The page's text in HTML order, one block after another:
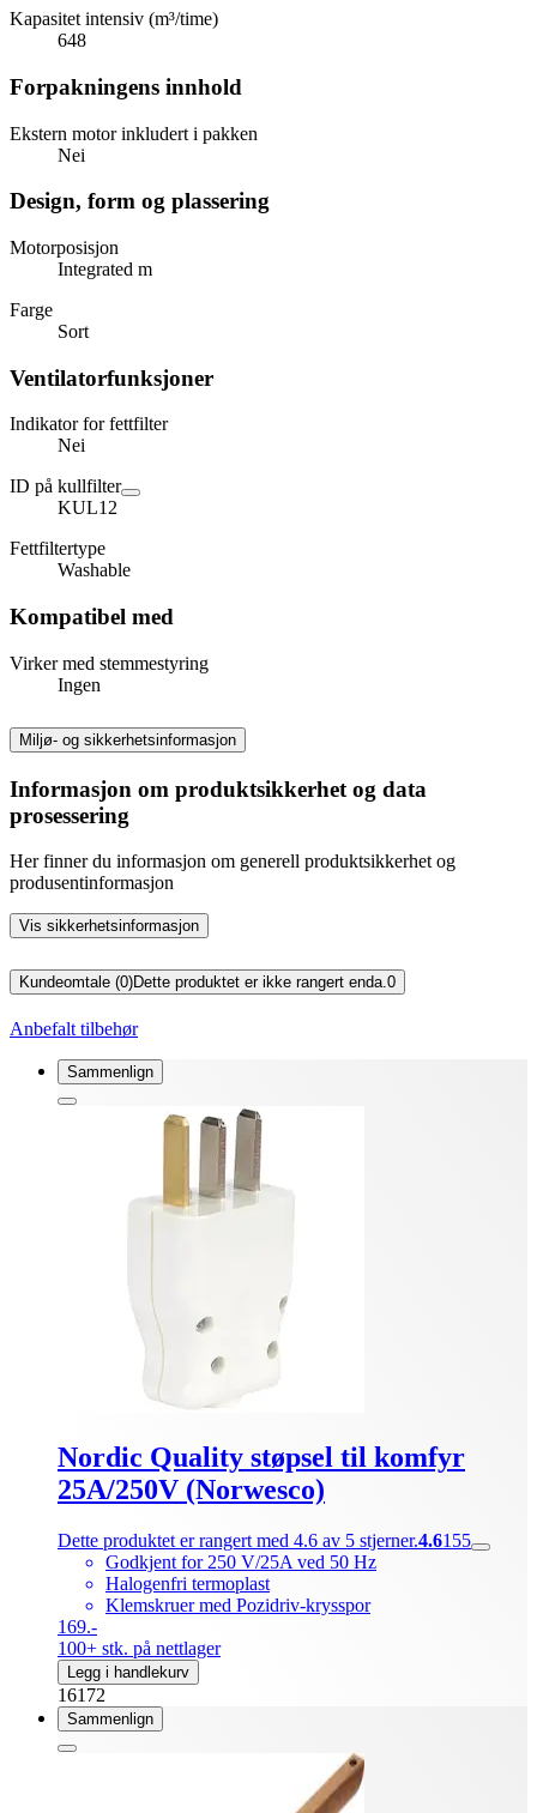
Kapasitet intensiv (m³/time)
648
Forpakningens innhold
Ekstern motor inkludert i pakken
Nei
Design, form og plassering
Motorposisjon
Integrated m
Farge
Sort
Ventilatorfunksjoner
Indikator for fettfilter
Nei
ID på kullfilter
KUL12
Fettfiltertype
Washable
Kompatibel med
Virker med stemmestyring
Ingen
Miljø- og sikkerhetsinformasjon
Informasjon om produktsikkerhet og data
prosessering
Her finner du informasjon om generell produktsikkerhet og
produsentinformasjon
Vis sikkerhetsinformasjon
Kundeomtale (0)Dette produktet er ikke rangert enda.0
Anbefalt tilbehør
Sammenlign
Nordic Quality støpsel til komfyr
25A/250V (Norwesco)
Dette produktet er rangert med 4.6 av 5 stjerner.4.6155
Godkjent for 250 V/25A ved 50 Hz
Halogenfri termoplast
Klemskruer med Pozidriv-krysspor
169.-
100+ stk. på nettlager
Legg i handlekurv
16172
Sammenlign